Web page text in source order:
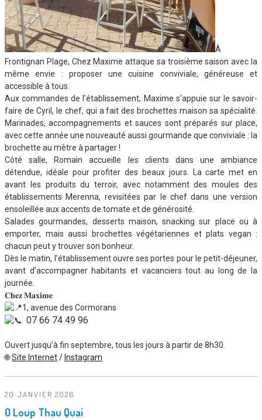
À
Frontignan Plage, Chez Maxime attaque sa troisième saison avec la
même envie : proposer une cuisine conviviale, généreuse et
accessible à tous.
Aux commandes de l’établissement, Maxime s’appuie sur le savoir-
faire de Cyril, le chef, qui a fait des brochettes maison sa spécialité.
Marinades, accompagnements et sauces sont préparés sur place,
avec cette année une nouveauté aussi gourmande que conviviale : la
brochette au mètre à partager !
Côté salle, Romain accueille les clients dans une ambiance
détendue, idéale pour profiter des beaux jours. La carte met en
avant les produits du terroir, avec notamment des moules des
établissements Merenna, revisitées par le chef dans une version
ensoleillée aux accents de tomate et de générosité.
Salades gourmandes, desserts maison, snacking sur place ou à
emporter, mais aussi brochettes végétariennes et plats vegan :
chacun peut y trouver son bonheur.
Dès le matin, l’établissement ouvre ses portes pour le petit-déjeuner,
avant d’accompagner habitants et vacanciers tout au long de la
journée.
𝐂𝐡𝐞𝐳 𝐌𝐚𝐱𝐢𝐦𝐞
1, avenue des Cormorans
07 66 74 49 96
Ouvert jusqu’à fin septembre, tous les jours à partir de 8h30.
🌐Site Internet/ Instagram
20 JANVIER 2026
O Loup Thau Quai